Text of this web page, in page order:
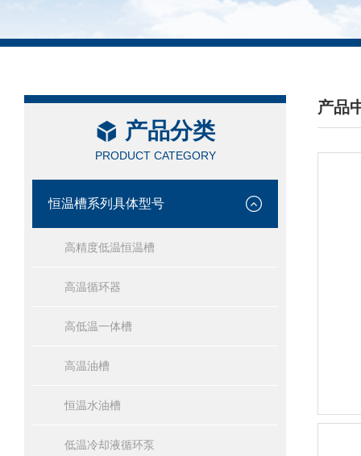
产品分类
PRODUCT CATEGORY
恒温槽系列具体型号
高精度低温恒温槽
高温循环器
高低温一体槽
高温油槽
恒温水油槽
低温冷却液循环泵
产品
/